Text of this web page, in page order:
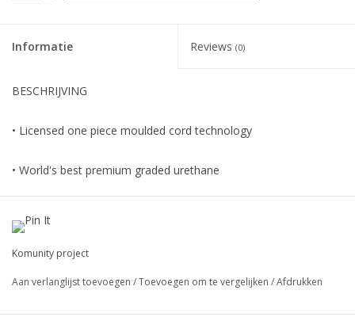
Informatie Reviews (0)
BESCHRIJVING
• Licensed one piece moulded cord technology
• World's best premium graded urethane
• KS1.1 ultimate padded strap
• Custom detachable railsaver
Komunity project
Aan verlanglijst toevoegen /Toevoegen om te vergelijken /Afdrukken